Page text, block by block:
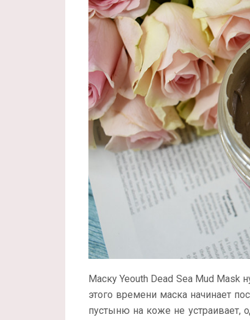
Маску Yeouth Dead Sea Mud
этого времени маска начинает
пустыню на коже не устраивает,